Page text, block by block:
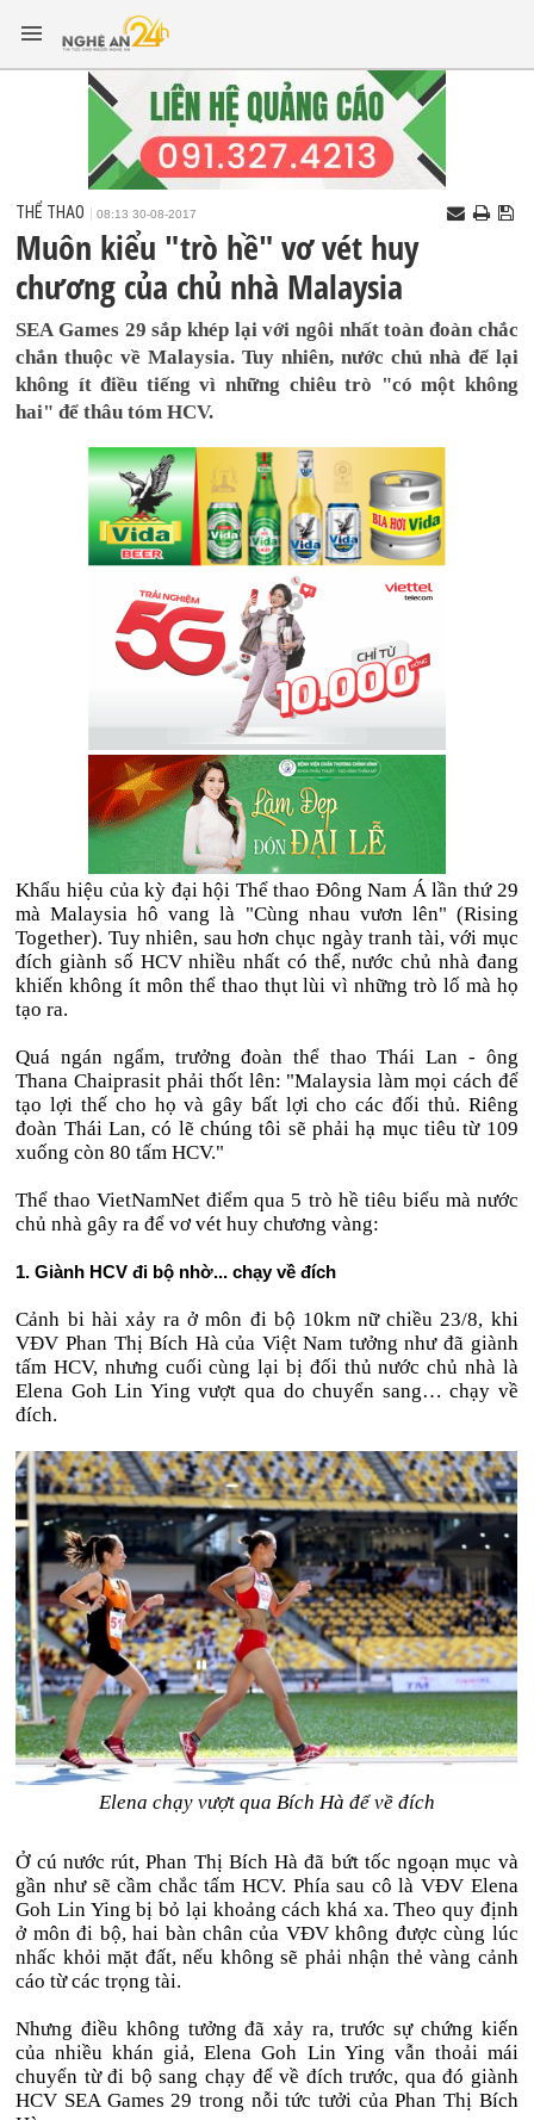
THỂ THAO 08:13 30-08-2017
Muôn kiểu "trò hề" vơ vét huy
chương của chủ nhà Malaysia
SEA Games 29 sắp khép lại với ngôi nhất toàn đoàn chắc
chắn thuộc về Malaysia. Tuy nhiên, nước chủ nhà để lại
không ít điều tiếng vì những chiêu trò "có một không
hai" để thâu tóm HCV.
Khẩu hiệu của kỳ đại hội Thể thao Đông Nam Á lần thứ 29
mà Malaysia hô vang là "Cùng nhau vươn lên" (Rising
Together). Tuy nhiên, sau hơn chục ngày tranh tài, với mục
đích giành số HCV nhiều nhất có thể, nước chủ nhà đang
khiến không ít môn thể thao thụt lùi vì những trò lố mà họ
tạo ra.
Quá ngán ngẩm, trưởng đoàn thể thao Thái Lan - ông
Thana Chaiprasit phải thốt lên: "Malaysia làm mọi cách để
tạo lợi thế cho họ và gây bất lợi cho các đối thủ. Riêng
đoàn Thái Lan, có lẽ chúng tôi sẽ phải hạ mục tiêu từ 109
xuống còn 80 tấm HCV."
Thể thao VietNamNet điểm qua 5 trò hề tiêu biểu mà nước
chủ nhà gây ra để vơ vét huy chương vàng:
1. Giành HCV đi bộ nhờ... chạy về đích
Cảnh bi hài xảy ra ở môn đi bộ 10km nữ chiều 23/8, khi
VĐV Phan Thị Bích Hà của Việt Nam tưởng như đã giành
tấm HCV, nhưng cuối cùng lại bị đối thủ nước chủ nhà là
Elena Goh Lin Ying vượt qua do chuyển sang… chạy về
đích.
Elena chạy vượt qua Bích Hà để về đích
Ở cú nước rút, Phan Thị Bích Hà đã bứt tốc ngoạn mục và
gần như sẽ cầm chắc tấm HCV. Phía sau cô là VĐV Elena
Goh Lin Ying bị bỏ lại khoảng cách khá xa. Theo quy định
ở môn đi bộ, hai bàn chân của VĐV không được cùng lúc
nhấc khỏi mặt đất, nếu không sẽ phải nhận thẻ vàng cảnh
cáo từ các trọng tài.
Nhưng điều không tưởng đã xảy ra, trước sự chứng kiến
của nhiều khán giả, Elena Goh Lin Ying vẫn thoải mái
chuyển từ đi bộ sang chạy để về đích trước, qua đó giành
HCV SEA Games 29 trong nỗi tức tưởi của Phan Thị Bích